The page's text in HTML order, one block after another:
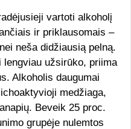
vartoti alkoholį
ir priklausomais –
neša didžiausią pelną.
užsirūko, priima
Alkoholis daugumai
medžiaga,
Beveik 25 proc.
grupėje nulemtos